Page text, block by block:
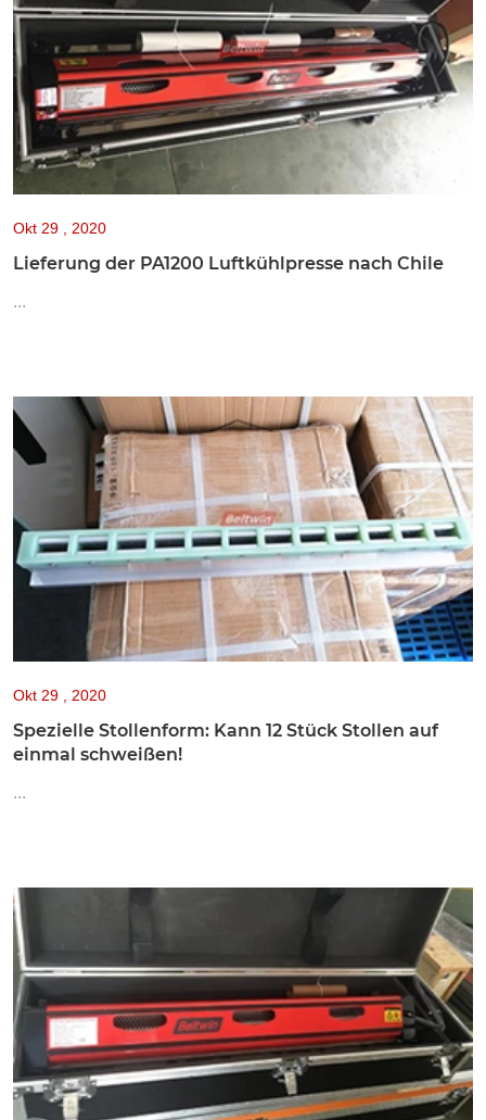
Okt 29 , 2020
Lieferung der PA1200 Luftkühlpresse nach Chile
...
Okt 29 , 2020
Spezielle Stollenform: Kann 12 Stück Stollen auf
einmal schweißen!
...